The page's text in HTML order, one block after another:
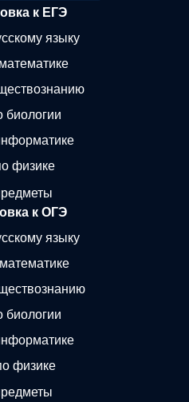
к ЕГЭ
языку
биологии
физике
к ОГЭ
языку
физике